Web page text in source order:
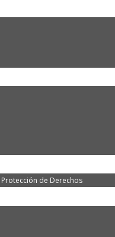
de Derechos